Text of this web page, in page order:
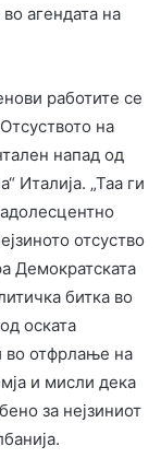
агендата на
работите се
на
напад од
Италија. „Таа ги
отсуство
Демократската
битка во
оската
отфрлање на
и мисли дека
за нејзиниот